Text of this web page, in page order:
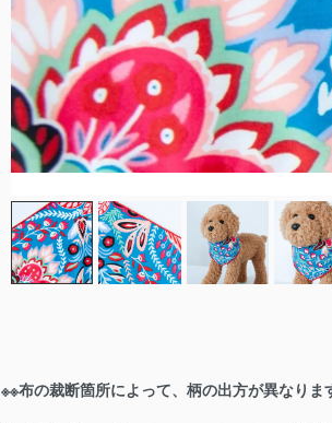
※※布の裁断箇所によって、柄の出方が異なり